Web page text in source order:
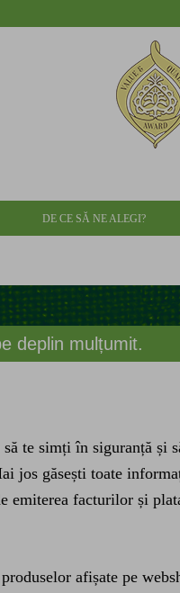
DE CE SĂ NE ALEGI?
deplin mulțumit.
te simți în siguranță și
jos găsești toate
emiterea facturilor și
afișate pe